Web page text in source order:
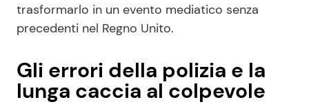
trasformarlo in un evento mediatico senza
precedenti nel Regno Unito.
Gli errori della polizia e la
lunga caccia al colpevole